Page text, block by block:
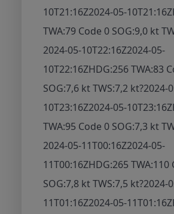
10T21:16Z2024-05-10T21:16Z
TWA:79 Code 0 SOG:9,0 kt
2024-05-10T22:16Z2024-05-
10T22:16ZHDG:256 TWA:83
SOG:7,6 kt TWS:7,2 kt?2024-
10T23:16Z2024-05-10T23:16Z
TWA:95 Code 0 SOG:7,3 kt
2024-05-11T00:16Z2024-05-
11T00:16ZHDG:265 TWA:110
SOG:7,8 kt TWS:7,5 kt?2024-
11T01:16Z2024-05-11T01:16Z